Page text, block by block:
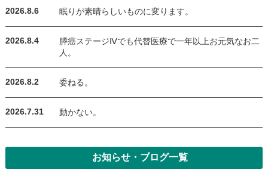
2026.8.6 眠りが素晴らしいものに変ります。
2026.8.4
膵癌ステージⅣでも代替医療で一年以上お元気なお二
人。
2026.8.2 委ねる。
2026.7.31 動かない。
お知らせ・ブログ一覧